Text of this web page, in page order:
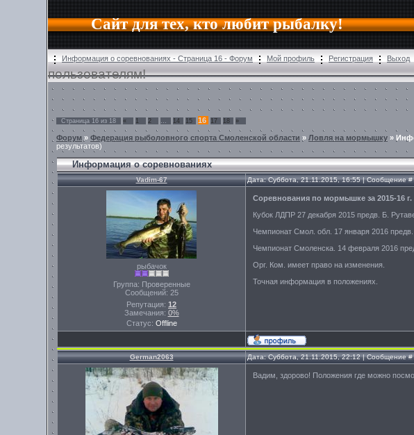
Сайт для тех, кто любит рыбалку!
Информация о соревнованиях - Страница 16 - Форум Мой профиль Регистрация Выход
пользователям!
Страница 16 из 18 « 1 2 … 14 15 16 17 18 »
Форум » Федерация рыболовного спорта Смоленской области » Ловля на мормышку »
результатов)
Информация о соревнованиях
Vadim-67 Дата: Суббота, 21.11.2015, 16:55 | Сообщение #
рыбачок
Группа: Проверенные
Сообщений: 25
Репутация: 12
Замечания: 0%
Статус: Offline
Соревнования по мормышке за 2015-16 г.
Кубок ЛДПР 27 декабря 2015 предв. Б.
Чемпионат Смол. обл. 17 января 2016
Чемпионат Смоленска. 14 февраля 2016
Орг. Ком. имеет право на изменения.
Точная информация в положениях.
German2063 Дата: Суббота, 21.11.2015, 22:12 | Сообщение #
Вадим, здорово! Положения где можно